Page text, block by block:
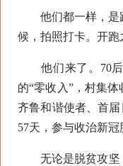
他们都一样，是跑
候，拍照打卡。开
他们来了。70后
的“零收入”，村集
齐鲁和谐使者、首
57天，参与收治新冠
无论是脱贫攻坚，